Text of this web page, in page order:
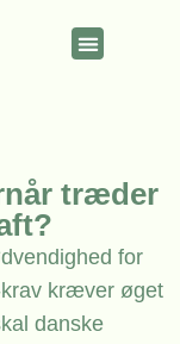
træder
for
kræver øget
danske